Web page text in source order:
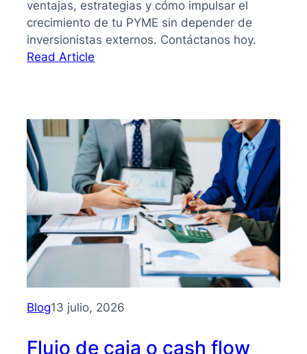
ventajas, estrategias y cómo impulsar el
crecimiento de tu PYME sin depender de
inversionistas externos. Contáctanos hoy.
Read Article
y
cómo
hacer
crecer
tu
PYME
sin
depender
inversionistas
Blog13 julio, 2026
Flujo de caja o cash flow